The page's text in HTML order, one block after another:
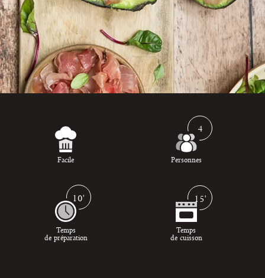
Facile
4
Personnes
10'
Temps
de préparation
15'
Temps
de cuisson